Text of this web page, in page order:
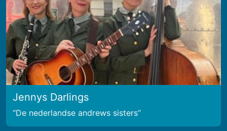
Jennys Darlings
De nederlandse andrews sisters